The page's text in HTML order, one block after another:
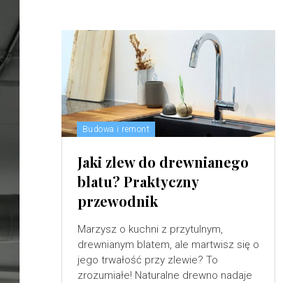
Budowa i remont
Jaki zlew do drewnianego
blatu? Praktyczny
przewodnik
Marzysz o kuchni z przytulnym,
drewnianym blatem, ale martwisz się o
jego trwałość przy zlewie? To
zrozumiałe! Naturalne drewno nadaje